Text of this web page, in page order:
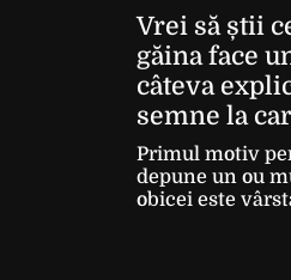
Vrei să știi
găina face
câteva
semne la
Primul motiv
depune un ou
obicei este